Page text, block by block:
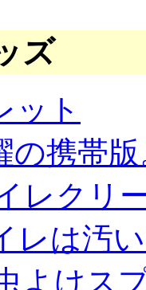
ズ
ット
の携帯
レクリ
レは汚
よけス